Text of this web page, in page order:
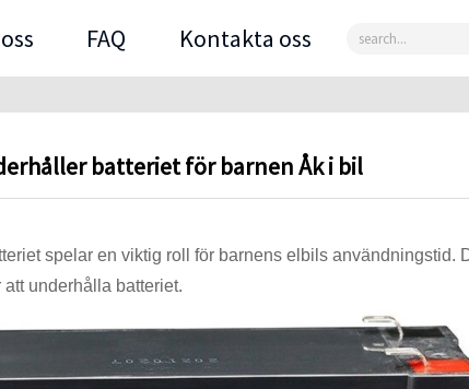
FAQ Kontakta oss
batteriet för barnen Åk i bil
spelar en viktig roll för barnens elbils användningstid.
underhålla batteriet.